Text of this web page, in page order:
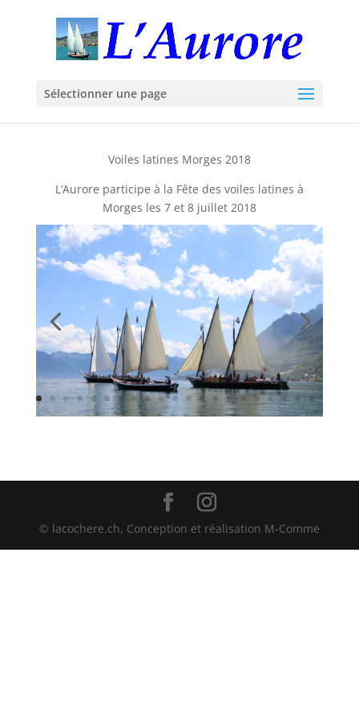
Sélectionner une page
Voiles latines Morges 2018
L’Aurore participe à la Fête des voiles latines à
Morges les 7 et 8 juillet 2018
© lacochere.ch, Conception et réalisation M-Comme